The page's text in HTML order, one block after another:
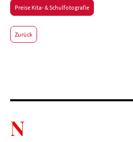
Preise Kita- & Schulfotografie
Zurück
N